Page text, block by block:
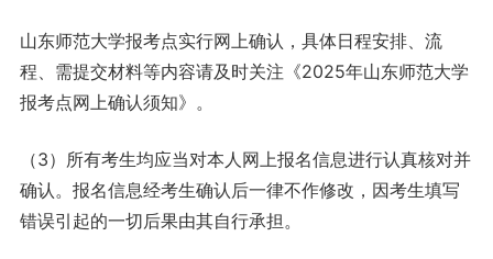
山东师范大学报考点实行网上确认，具体日程安排、流
程、需提交材料等内容请及时关注《2025年山东师范大学
报考点网上确认须知》。
（3）所有考生均应当对本人网上报名信息进行认真核对并
确认。报名信息经考生确认后一律不作修改，因考生填写
错误引起的一切后果由其自行承担。